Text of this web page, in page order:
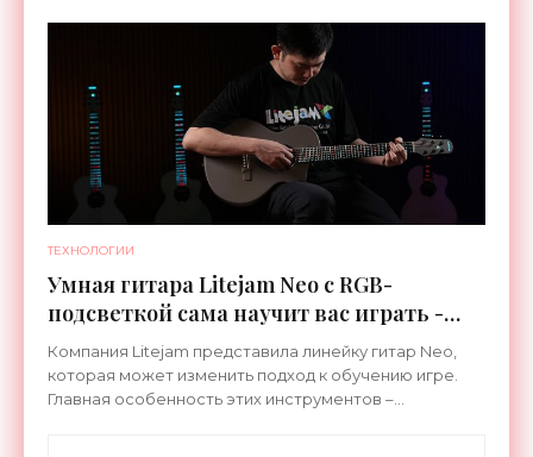
ТЕХНОЛОГИИ
Умная гитара Litejam Neo с RGB-
подсветкой сама научит вас играть -
«Гаджеты»
Компания Litejam представила линейку гитар Neo,
которая может изменить подход к обучению игре.
Главная особенность этих инструментов –